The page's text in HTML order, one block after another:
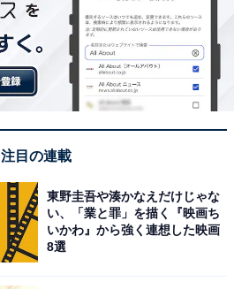
注目の連載
東野圭吾や湊かなえだけじゃな
い、「業と罪」を描く『映画ち
いかわ』から強く連想した映画
8選